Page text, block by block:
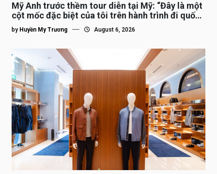
Mỹ Anh trước thềm tour diễn tại Mỹ: “Đây là một
cột mốc đặc biệt của tôi trên hành trình đi quốc
tế”
by Huyền My Trương August 6, 2026